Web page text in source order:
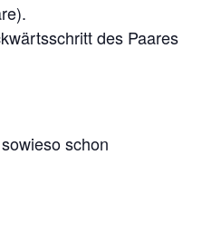
des Paares
schon